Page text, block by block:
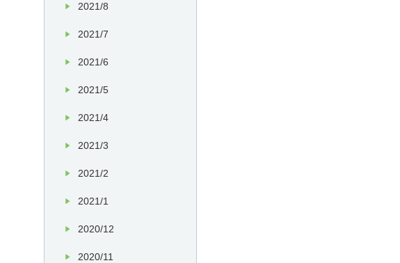
2021/8
2021/7
2021/6
2021/5
2021/4
2021/3
2021/2
2021/1
2020/12
2020/11